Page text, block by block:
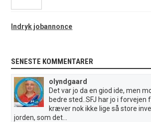
Indryk jobannonce
SENESTE KOMMENTARER
olyndgaard
Det var jo da en giod ide, men
bedre sted..SFJ har jo i
kræver nok ikke lige så store
jorden, som det...